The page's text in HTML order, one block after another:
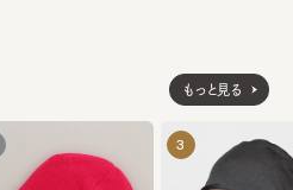
もっと見る
3